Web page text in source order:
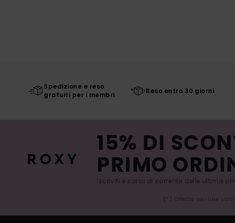
Spedizione e reso
gratuiti per i membri
Reso entro 30 giorni
15% DI
PRIMO
Iscriviti e sarai al corrente delle
(*) Offerta on-line